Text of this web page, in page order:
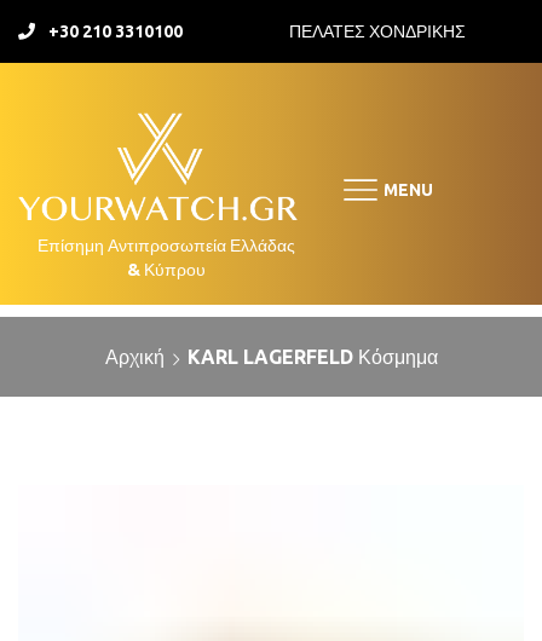
+30 210 3310100 ΠΕΛΑΤΕΣ ΧΟΝΔΡΙΚΗΣ
MENU
Αρχική KARL LAGERFELD Κόσμημα